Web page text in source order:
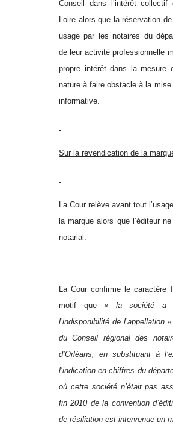
Conseil dans l’intérêt collectif
Loire alors que la réservation
usage par les notaires du
de leur activité professionnelle
propre intérêt dans la mesure
nature à faire obstacle à la
informative.
Sur la revendication de la
La Cour relève avant tout
la marque alors que l’éditeur
notarial.
La Cour confirme le
motif que « la société a
l’indisponibilité de l’appellation
du Conseil régional des
d’Orléans, en substituant à
l’indication en chiffres du
où cette société n’était pas
fin 2010 de la convention
de résiliation est intervenue un